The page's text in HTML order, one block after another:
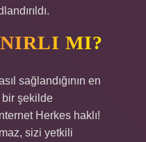
MI?
sağlandığının en
bir şekilde
Herkes haklı!
sizi yetkili